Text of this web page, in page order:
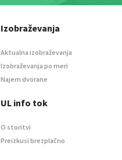
Izobraževanja
Aktualna izobraževanja
Izobraževanja po meri
Najem dvorane
UL info tok
O storitvi
Preizkusi brezplačno